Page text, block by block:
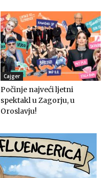
Cajger
Počinje najveći ljetni
spektakl u Zagorju, u
Oroslavju!